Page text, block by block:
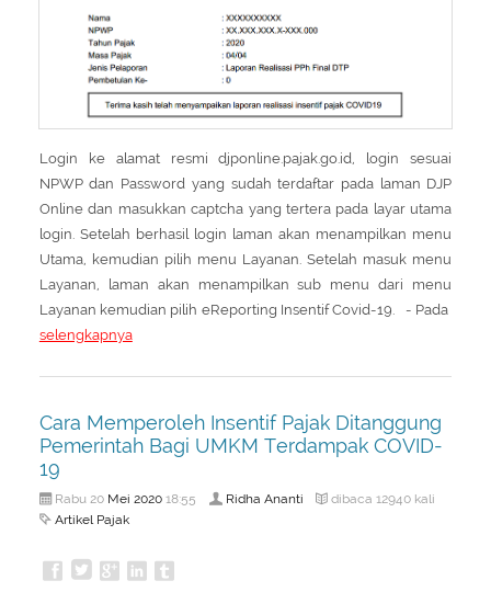
Peraturan Pengampunan Pajak
Infografis Pengampunan Pajak
About Us
Q & A Pajak
Kontak Kami
Sitemap
Login ke alamat resmi djponline.pajak.go.id, login sesuai
NPWP dan Password yang sudah terdaftar pada laman DJP
Online dan masukkan captcha yang tertera pada layar utama
login. Setelah berhasil login laman akan menampilkan menu
Utama, kemudian pilih menu Layanan. Setelah masuk menu
Layanan, laman akan menampilkan sub menu dari menu
Layanan kemudian pilih eReporting Insentif Covid-19. - Pada
selengkapnya
Cara Memperoleh Insentif Pajak Ditanggung
Pemerintah Bagi UMKM Terdampak COVID-
19
Rabu 20 Mei 202018:55 Ridha Ananti dibaca 12940 kali
Artikel Pajak